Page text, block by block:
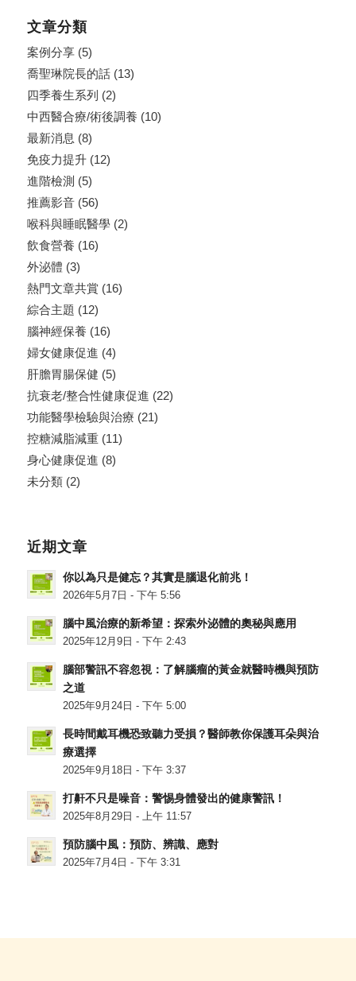
文章分類
案例分享(5)
喬聖琳院長的話(13)
四季養生系列 (2)
中西醫合療/術後調養 (10)
最新消息 (8)
免疫力提升(12)
進階檢測 (5)
推薦影音(56)
喉科與睡眠醫學(2)
飲食營養 (16)
外泌體 (3)
熱門文章共賞 (16)
綜合主題 (12)
腦神經保養 (16)
婦女健康促進 (4)
肝膽胃腸保健 (5)
抗衰老/整合性健康促進 (22)
功能醫學檢驗與治療 (21)
控糖減脂減重(11)
身心健康促進 (8)
未分類(2)
近期文章
你以為只是健忘？其實是腦退化前兆！
2026年5月7日 - 下午 5:56
腦中風治療的新希望：探索外泌體的奧秘與應用
2025年12月9日 - 下午 2:43
腦部警訊不容忽視：了解腦瘤的黃金就醫時機與預防
之道
2025年9月24日 - 下午 5:00
長時間戴耳機恐致聽力受損？醫師教你保護耳朵與治
療選擇
2025年9月18日 - 下午 3:37
打鼾不只是噪音：警惕身體發出的健康警訊！
2025年8月29日 - 上午 11:57
預防腦中風：預防、辨識、應對
2025年7月4日 - 下午 3:31